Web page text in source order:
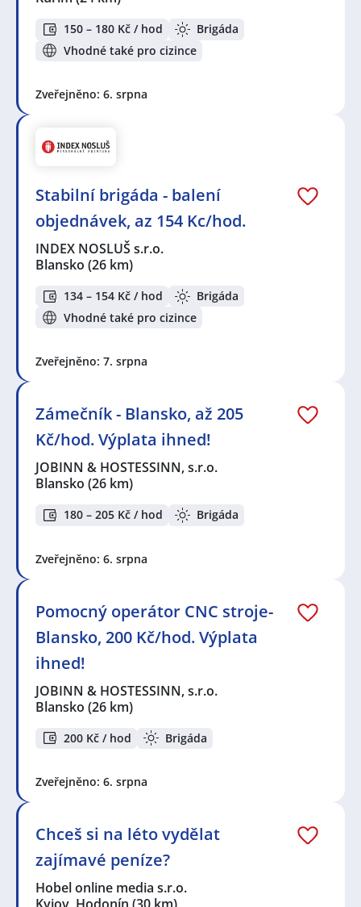
150 – 180 Kč / hod
Brigáda
Vhodné také pro cizince
Zveřejněno: 6. srpna
Stabilní brigáda - balení
objednávek, az 154 Kc/hod.
INDEX NOSLUŠ s.r.o.
Blansko (26 km)
134 – 154 Kč / hod
Brigáda
Vhodné také pro cizince
Zveřejněno: 7. srpna
Zámečník - Blansko, až 205
Kč/hod. Výplata ihned!
JOBINN & HOSTESSINN, s.r.o.
Blansko (26 km)
180 – 205 Kč / hod Brigáda
Zveřejněno: 6. srpna
Pomocný operátor CNC stroje-
Blansko, 200 Kč/hod. Výplata
ihned!
JOBINN & HOSTESSINN, s.r.o.
Blansko (26 km)
200 Kč / hod Brigáda
Zveřejněno: 6. srpna
Chceš si na léto vydělat
zajímavé peníze?
Hobel online media s.r.o.